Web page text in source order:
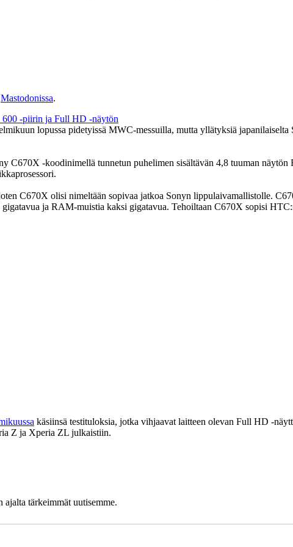
Mastodonissa.
lopussa pidetyissä MWC-messuilla, mutta yllätyksiä
C670X -koodinimellä tunnetun puhelimen sisältävän 4,8 tuuman
C670X olisi nimeltään sopivaa jatkoa Sonyn lippulaivamallistolle.
ja RAM-muistia kaksi gigatavua. Tehoiltaan C670X sopisi
käsiinsä testituloksia, jotka vihjaavat laitteen olevan Full HD -
Z ja Xperia ZL julkaistiin.
tärkeimmät uutisemme.